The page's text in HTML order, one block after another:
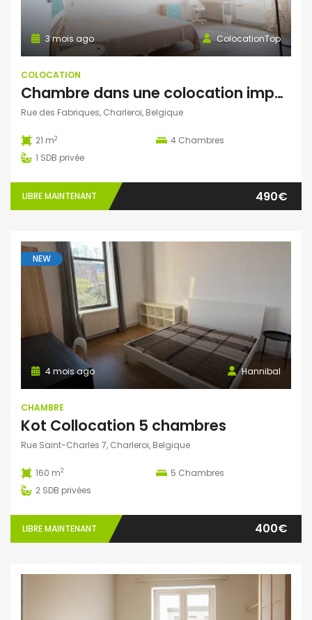
ColocationTop
3 mois ago
COLOCATION
Chambre dans une colocation impeccable
Rue des Fabriques, Charleroi, Belgique
21 m2 4 Chambres
1 SDB privée
LIBRE MAINTENANT 490€
NEW
Hannibal
4 mois ago
CHAMBRE
Kot Collocation 5 chambres
Rue Saint-Charles 7, Charleroi, Belgique
160 m2 5 Chambres
2 SDB privées
LIBRE MAINTENANT 400€